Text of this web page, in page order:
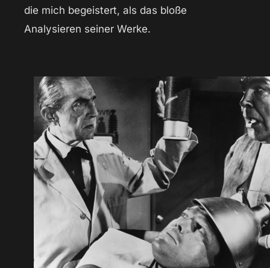
die mich begeistert, als das bloße
Analysieren seiner Werke.